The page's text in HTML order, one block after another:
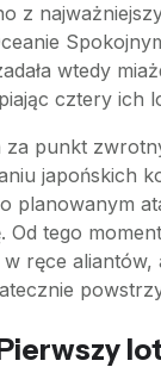
z
wtedy
cztery ich
za punkt
japońskich
planowanym
Od tego
ręce aliantów,